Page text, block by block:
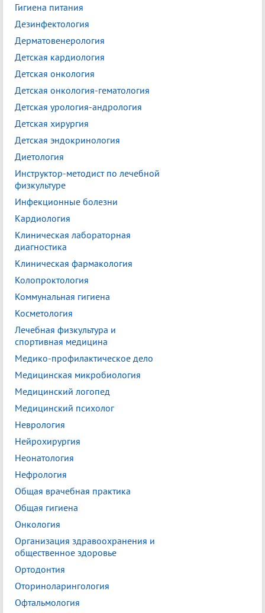
Гигиена питания
Дезинфектология
Дерматовенерология
Детская кардиология
Детская онкология
Детская онкология-гематология
Детская урология-андрология
Детская хирургия
Детская эндокринология
Диетология
Инструктор-методист по лечебной
физкультуре
Инфекционные болезни
Кардиология
Клиническая лабораторная
диагностика
Клиническая фармакология
Колопроктология
Коммунальная гигиена
Косметология
Лечебная физкультура и
спортивная медицина
Медико-профилактическое дело
Медицинская микробиология
Медицинский логопед
Медицинский психолог
Неврология
Нейрохирургия
Неонатология
Нефрология
Общая врачебная практика
Общая гигиена
Онкология
Организация здравоохранения и
общественное здоровье
Ортодонтия
Оториноларингология
Офтальмология